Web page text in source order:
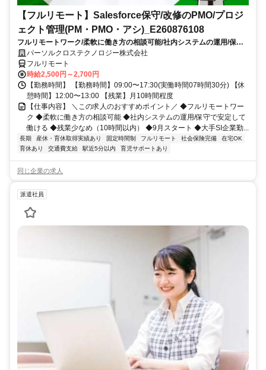
【フルリモート】Salesforce保守/改修のPMO/プロジ
ェクト管理(PM・PMO・アシ)_E260876108
フルリモートワーク/柔軟に働き方の相談可能/社内システムの運用/保守
で安定して働ける/残業少なめ（10時間以内）/9月スタート/大手SI企業勤
務
パーソルクロステクノロジー株式会社
フルリモート
時給2,500円～2,700円
【勤務時間】 【勤務時間】09:00〜17:30(実働時間07時間30分) 【休
憩時間】12:00〜13:00 【残業】月10時間程度
【仕事内容】 ＼この求人のおすすめポイント／ ◆フルリモートワー
ク ◆柔軟に働き方の相談可能 ◆社内システムの運用/保守で安定して
働ける ◆残業少なめ（10時間以内） ◆9月スタート ◆大手SI企業勤...
長期 産休・育休取得実績あり 固定時間制 フルリモート 社会保険完備
在宅OK
育休あり
交通費支給 駅近5分以内 育児サポートあり
同じ企業の求人
派遣社員